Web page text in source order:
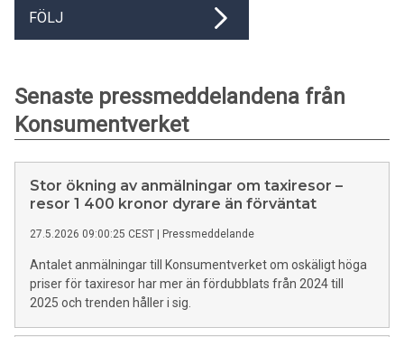
FÖLJ
Senaste pressmeddelandena från
Konsumentverket
Stor ökning av anmälningar om taxiresor –
resor 1 400 kronor dyrare än förväntat
27.5.2026 09:00:25 CEST Pressmeddelande
Antalet anmälningar till Konsumentverket om oskäligt höga
priser för taxiresor har mer än fördubblats från 2024 till
2025 och trenden håller i sig.